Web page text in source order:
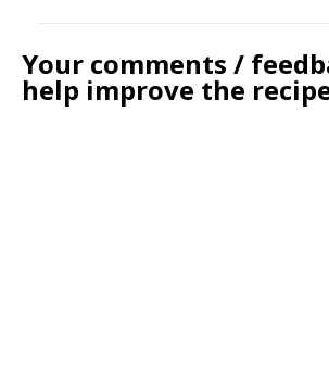
Your comments /
help improve the